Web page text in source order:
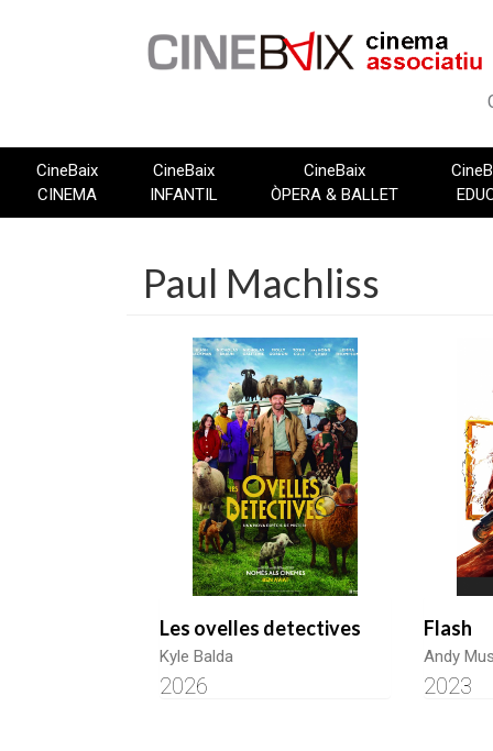
CineBaix
CINEMA
CineBaix
INFANTIL
CineBaix
ÒPERA & BALLET
Paul Machliss
Les ovelles detectives
Kyle Balda
2026
Flash
Andy
2023